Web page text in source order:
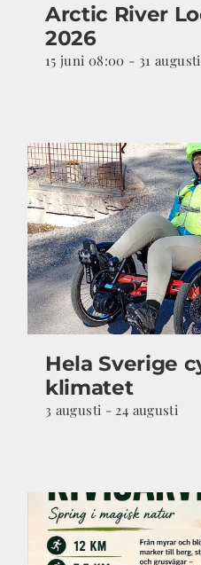
Arctic River
2026
15 juni 08:00 - 31
Hela Sverige
klimatet
3 augusti - 24 augusti